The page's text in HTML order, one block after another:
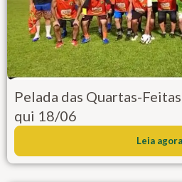
Pelada das Quartas-
qui 18/06
Leia agora